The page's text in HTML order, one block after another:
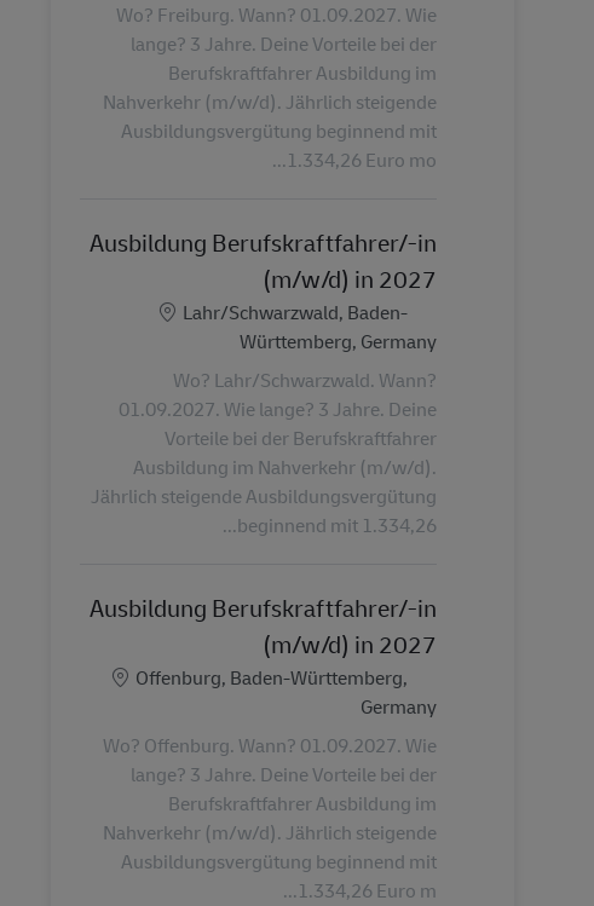
Wo? Freiburg. Wann? 01.09.2027. Wie
lange? 3 Jahre. Deine Vorteile bei der
Berufskraftfahrer Ausbildung im
Nahverkehr (m/w/d). Jährlich steigende
Ausbildungsvergütung beginnend mit
1.334,26 Euro mo...
Ausbildung Berufskraftfahrer/-in
(m/w/d) in 2027
الموقع
Lahr/Schwarzwald, Baden-
Württemberg, Germany
Wo? Lahr/Schwarzwald. Wann?
01.09.2027. Wie lange? 3 Jahre. Deine
Vorteile bei der Berufskraftfahrer
Ausbildung im Nahverkehr (m/w/d).
Jährlich steigende Ausbildungsvergütung
beginnend mit 1.334,26...
Ausbildung Berufskraftfahrer/-in
(m/w/d) in 2027
الموقع
Offenburg, Baden-Württemberg,
Germany
Wo? Offenburg. Wann? 01.09.2027. Wie
lange? 3 Jahre. Deine Vorteile bei der
Berufskraftfahrer Ausbildung im
Nahverkehr (m/w/d). Jährlich steigende
Ausbildungsvergütung beginnend mit
1.334,26 Euro m...